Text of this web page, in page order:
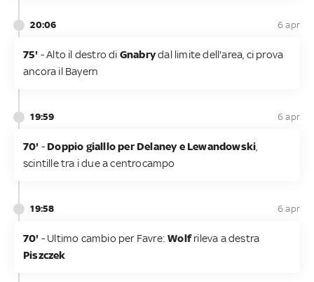
20:06 6 apr
75' - Alto il destro di Gnabrydal limite dell'area, ci prova
ancora il Bayern
19:59 6 apr
70' - Doppio gialllo per Delaney e Lewandowski
scintille tra i due a centrocampo
19:58 6 apr
70' - Ultimo cambio per Favre:Wolfrileva a destra
Piszczek